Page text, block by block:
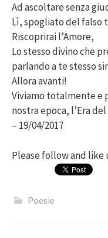
Ad ascoltare senza
Lì, spogliato del falso
Riscoprirai l’Amore,
Lo stesso divino che
parlando a te stesso
Allora avanti!
Viviamo totalmente e
nostra epoca, l’Era
– 19/04/2017
Please follow and like
Poesie